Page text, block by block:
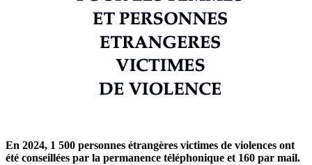
En 2024, 1 500 personnes étrangères victimes de violences ont
été conseillées par la permanence téléphonique et 160 par mail.